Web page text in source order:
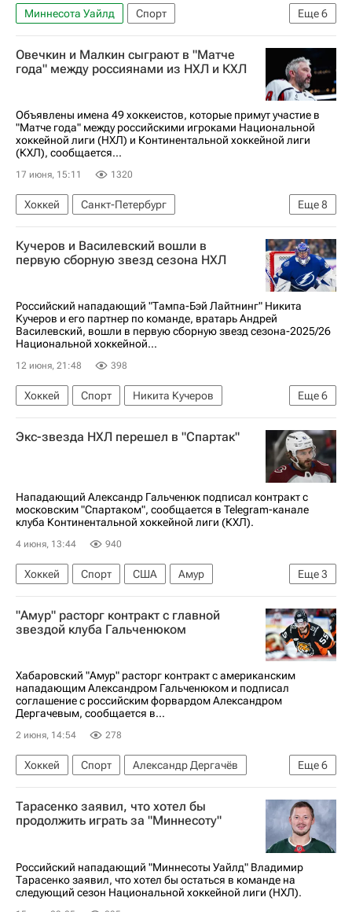
Еще6
Миннесота Уайлд
Спорт
Кирилл Капризов
Владимир Тарасенко
Нэшвилл Предаторз
Колорадо Эвеланш
Хоккей
Овечкин и Малкин сыграют в "Матче
года" между россиянами из НХЛ и КХЛ
Объявлены имена 49 хоккеистов, которые примут участие в
"Матче года" между российскими игроками Национальной
хоккейной лиги (НХЛ) и Континентальной хоккейной лиги
(КХЛ), сообщается...
17 июня, 15:11 1320
Еще8
Хоккей
Санкт-Петербург
Александр Овечкин
Евгений Малкин
Артемий Панарин
Авангард
СКА (Санкт-Петербург)
Национальная хоккейная лига (НХЛ)
КХЛ 2025-2026
Кучеров и Василевский вошли в
первую сборную звезд сезона НХЛ
Российский нападающий "Тампа-Бэй Лайтнинг" Никита
Кучеров и его партнер по команде, вратарь Андрей
Василевский, вошли в первую сборную звезд сезона-2025/26
Национальной хоккейной...
12 июня, 21:48 398
Еще6
Хоккей Спорт
Никита Кучеров
Джейсон Робертсон
Андрей Василевский
Тампа-Бэй Лайтнинг
Колорадо Эвеланш
Национальная хоккейная лига (НХЛ)
Экс-звезда НХЛ перешел в "Спартак"
Нападающий Александр Гальченюк подписал контракт с
московским "Спартаком", сообщается в Telegram-канале
клуба Континентальной хоккейной лиги (КХЛ).
4 июня, 13:44 940
Еще3
Хоккей Спорт США
Амур
СКА (Санкт-Петербург)
КХЛ 2025-2026
Национальная хоккейная лига (НХЛ)
"Амур" расторг контракт с главной
звездой клуба Гальченюком
Хабаровский "Амур" расторг контракт с американским
нападающим Александром Гальченюком и подписал
соглашение с российским форвардом Александром
Дергачевым, сообщается в...
2 июня, 14:54 278
Еще6
Хоккей Спорт
Александр Дергачёв
СКА (Санкт-Петербург)
Амур
Колорадо Эвеланш
Кирилл Слепец
Национальная хоккейная лига (НХЛ)
Тарасенко заявил, что хотел бы
продолжить играть за "Миннесоту"
Российский нападающий "Миннесоты Уайлд" Владимир
Тарасенко заявил, что хотел бы остаться в команде на
следующий сезон Национальной хоккейной лиги (НХЛ).